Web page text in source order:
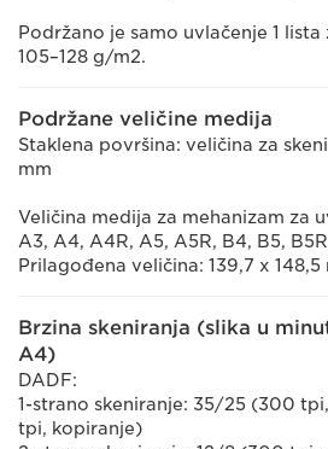
Podržano je samo uvlačenje 1 lista
105–128 g/m2.
Podržane veličine medija
Staklena površina: veličina za
mm
Veličina medija za mehanizam za
A3, A4, A4R, A5, A5R, B4, B5, B5R
Prilagođena veličina: 139,7 x
Brzina skeniranja (slika u
A4)
DADF:
1-strano skeniranje: 35/25 (300
tpi, kopiranje)